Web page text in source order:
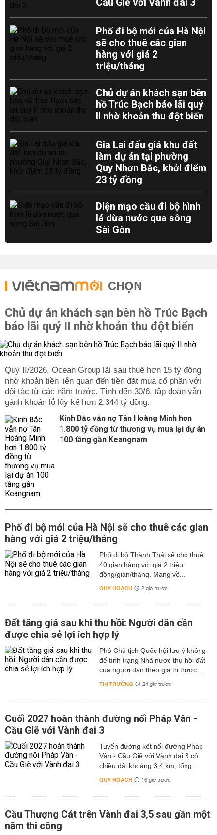
Cầu Giẽ với Vành đai 3
Phố đi bộ mới của Hà Nội
sẽ cho thuê các gian
hàng với giá 2
triệu/tháng
Chủ dự án khách sạn bên
hồ Trúc Bạch báo lãi quý
II nhờ khoản thu đột biến
Gia Lai đấu giá khu đất
làm dự án tại phường
Quy Nhơn Bắc, khởi điểm
23 tỷ đồng
Diện mạo cầu đi bộ hình
lá dừa nước qua sông
Sài Gòn
CHỌN
Chủ dự án khách sạn bên hồ Trúc Bạch
báo lãi quý II nhờ khoản thu đột biến
Quý II/2026, Ocean Group lãi sau thuế hơn 15 tỷ đồng
nhờ khoản tiền liên quan đến tiền đặt mua cổ phần với
đối tác từ các năm trước. Tính đến 30/6, tập đoàn vẫn
gánh khoản lỗ lũy kế hơn 2.344 tỷ đồng.
Kinh Bắc vẫn nợ Tân Hoàng Minh hơn
1.800 tỷ đồng từ thương vụ mua lại dự án
100 tầng gần Keangnam
Phố đi bộ mới của Hà Nội sẽ cho thuê các gian
hàng với giá 2 triệu/tháng
Phố đi bộ Thành Thái sẽ cho thuê
40 gian hàng với giá 2 triệu
đồng/gian/tháng. Mang về...
QUY HOẠCH 2 giờ trước
Đất tăng giá sau khi thu hồi: Người dân cần
được chia sẻ lợi ích hợp lý
Phó Chủ tịch Quốc hội lưu ý không
để tình trạng Nhà nước thu hồi đất
của người dân theo giá trị trước...
THỊ TRƯỜNG 24 giờ trước
Cuối 2027 hoàn thành đường nối Pháp Vân -
Cầu Giẽ với Vành đai 3
Tuyến đường kết nối đường Pháp
Vân - Cầu Giẽ với Vành đai 3 có
chiều dài khoảng 3,4 km, tổng...
QUY HOẠCH 16 giờ trước
Cầu Thượng Cát trên Vành đai 3,5 sau gần một
năm thi công